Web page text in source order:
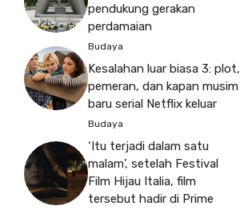
pendukung gerakan
perdamaian
Budaya
Kesalahan luar biasa 3: plot,
pemeran, dan kapan musim
baru serial Netflix keluar
Budaya
‘Itu terjadi dalam satu
malam’, setelah Festival
Film Hijau Italia, film
tersebut hadir di Prime